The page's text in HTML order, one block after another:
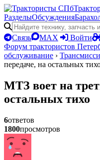
РазделыОбсуждения
Связь MAX Войти
Форум трактористов
обслуживание ›
передаче, на остальных
МТЗ воет на
остальных тихо
6ответов
1800просмотров